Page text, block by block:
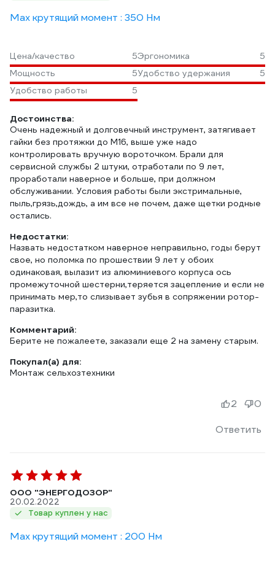
Max крутящий момент : 350 Нм
Цена/качество 5Эргономика
5
Мощность
5Удобство удержания
5
Удобство работы
5
Достоинства:
Очень надежный и долговечный инструмент, затягивает
гайки без протяжки до М16, выше уже надо
контролировать вручную вороточком. Брали для
сервисной службы 2 штуки, отработали по 9 лет,
проработали наверное и больше, при должном
обслуживании. Условия работы были экстримальные,
пыль,грязь,дождь, а им все не почем, даже щетки родные
остались.
Недостатки:
Назвать недостатком наверное неправильно, годы берут
свое, но поломка по прошествии 9 лет у обоих
одинаковая, вылазит из алюминиевого корпуса ось
промежуточной шестерни,теряется зацепление и если не
принимать мер,то слизывает зубья в сопряжении ротор-
паразитка.
Комментарий:
Берите не пожалеете, заказали еще 2 на замену старым.
Покупал(а) для:
Монтаж сельхозтехники
Ответить
2 0
ООО "ЭНЕРГОДОЗОР"
20.02.2022
Товар куплен у нас
Max крутящий момент : 200 Нм